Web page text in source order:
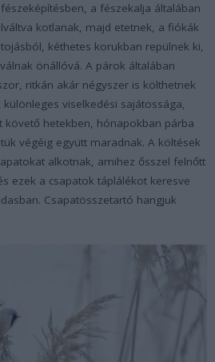
a fészekalja általában
kotlanak, majd etetnek, a fiókák
kéthetes korukban repülnek ki,
önállóvá. A párok általában
ritkán akár négyszer is költhetnek
viselkedési sajátossága,
követő hetekben, hónapokban párba
végéig együtt maradnak. A költések
alkotnak, amihez ősszel felnőtt
ezek a csapatok táplálékot keresve
Csapatösszetartó hangjuk